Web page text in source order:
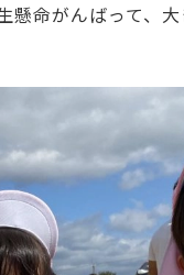
命がんばって、